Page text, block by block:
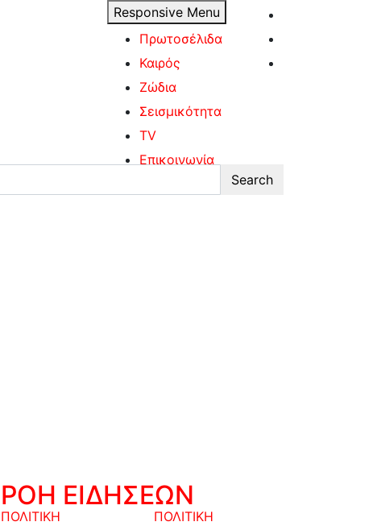
Responsive Menu
Πρωτοσέλιδα
Καιρός
Ζώδια
Σεισμικότητα
TV
Επικοινωνία
Search
ΡΟΗ ΕΙΔΗΣΕΩΝ
ΠΟΛΙΤΙΚΗ
ΠΟΛΙΤΙΚΗ